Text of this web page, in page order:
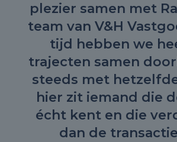
plezier samen met
team van V&H
tijd hebben we
trajecten samen
steeds met
hier zit iemand die
écht kent en die
dan de